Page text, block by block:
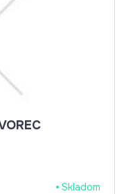
KLÚČOV ŠTVOREC
Skladom